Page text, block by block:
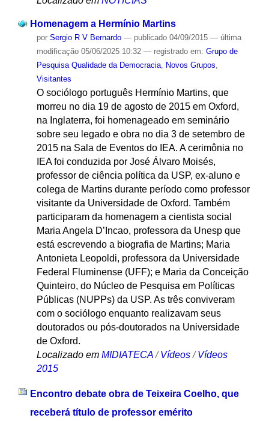
Homenagem a Hermínio Martins
por Sergio R V Bernardo — publicado04/09/2015 — última
modificação05/06/2025 10:32 — registrado em: Grupo de
Pesquisa Qualidade da Democracia, Novos Grupos
Visitantes
O sociólogo português Hermínio Martins, que
morreu no dia 19 de agosto de 2015 em Oxford,
na Inglaterra, foi homenageado em seminário
sobre seu legado e obra no dia 3 de setembro de
2015 na Sala de Eventos do IEA. A cerimônia no
IEA foi conduzida por José Álvaro Moisés,
professor de ciência política da USP, ex-aluno e
colega de Martins durante período como professor
visitante da Universidade de Oxford. Também
participaram da homenagem a cientista social
Maria Angela D’Incao, professora da Unesp que
está escrevendo a biografia de Martins; Maria
Antonieta Leopoldi, professora da Universidade
Federal Fluminense (UFF); e Maria da Conceição
Quinteiro, do Núcleo de Pesquisa em Políticas
Públicas (NUPPs) da USP. As três conviveram
com o sociólogo enquanto realizavam seus
doutorados ou pós-doutorados na Universidade
de Oxford.
Localizado em MIDIATECA /Vídeos /Vídeos
2015
Encontro debate obra de Teixeira Coelho, que
receberá título de professor emérito